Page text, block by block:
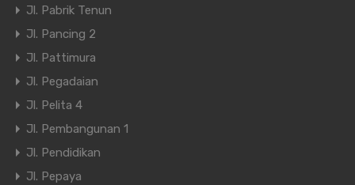
Jl. Pabrik Tenun
Jl. Pancing 2
Jl. Pattimura
Jl. Pegadaian
Jl. Pelita 4
Jl. Pembangunan 1
Jl. Pendidikan
Jl. Pepaya